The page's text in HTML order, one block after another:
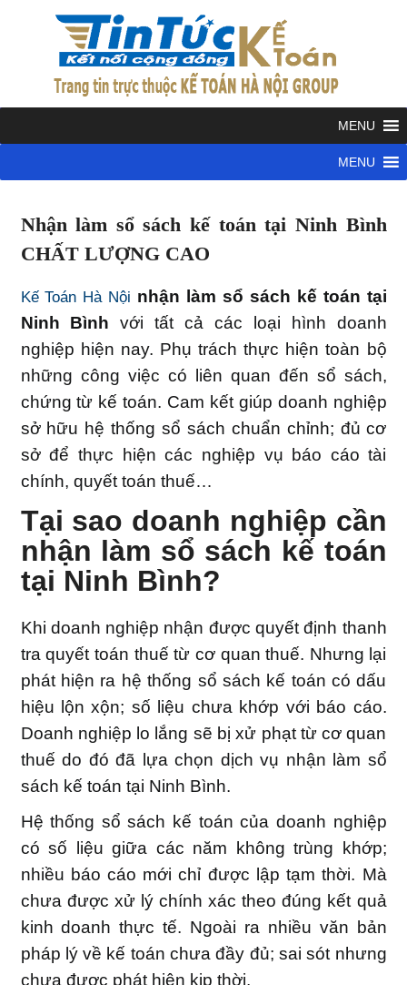
TOÁN
HÀ
NỘI
Kết
toán
Dịch
vụ
kế
toán
Nhận làm sổ sách kế toán tại Ninh Bình
CHẤT LƯỢNG CAO
Kế Toán Hà Nội nhận làm sổ sách kế toán tại
Ninh Bình với tất cả các loại hình doanh
nghiệp hiện nay. Phụ trách thực hiện toàn bộ
những công việc có liên quan đến sổ sách,
chứng từ kế toán. Cam kết giúp doanh nghiệp
sở hữu hệ thống sổ sách chuẩn chỉnh; đủ cơ
sở để thực hiện các nghiệp vụ báo cáo tài
chính, quyết toán thuế…
Tại sao doanh nghiệp cần
nhận làm sổ sách kế toán
tại Ninh Bình?
Khi doanh nghiệp nhận được quyết định thanh
tra quyết toán thuế từ cơ quan thuế. Nhưng lại
phát hiện ra hệ thống sổ sách kế toán có dấu
hiệu lộn xộn; số liệu chưa khớp với báo cáo.
Doanh nghiệp lo lắng sẽ bị xử phạt từ cơ quan
thuế do đó đã lựa chọn dịch vụ nhận làm sổ
sách kế toán tại Ninh Bình.
Hệ thống sổ sách kế toán của doanh nghiệp
có số liệu giữa các năm không trùng khớp;
nhiều báo cáo mới chỉ được lập tạm thời. Mà
chưa được xử lý chính xác theo đúng kết quả
kinh doanh thực tế. Ngoài ra nhiều văn bản
pháp lý về kế toán chưa đầy đủ; sai sót nhưng
chưa được phát hiện kịp thời.